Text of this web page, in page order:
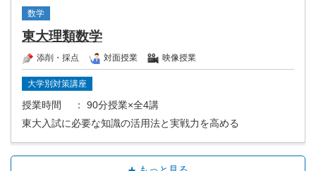
数学
東大理類数学
添削・採点 対面授業 映像授業
大学別対策講座
授業時間
： 90分授業×全4講
東大入試に必要な知識の活用法と実戦力を高める